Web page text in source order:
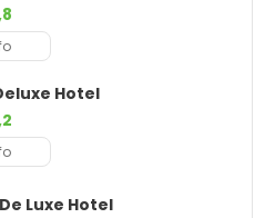
Hotel
Luxe Hotel